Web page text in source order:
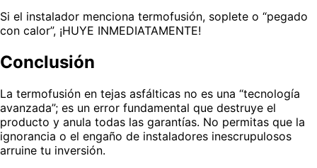
Si el instalador menciona termofusión, soplete o “pegado
con calor”, ¡HUYE INMEDIATAMENTE!
Conclusión
La termofusión en tejas asfálticas no es una “tecnología
avanzada”; es un error fundamental que destruye el
producto y anula todas las garantías. No permitas que la
ignorancia o el engaño de instaladores inescrupulosos
arruine tu inversión.